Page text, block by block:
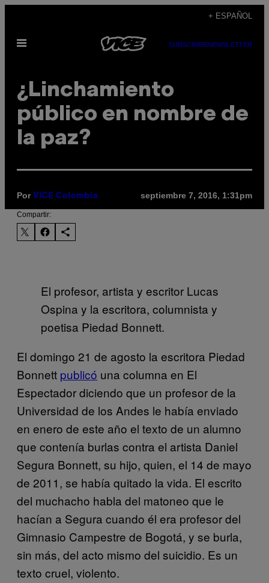
contenido
+ ESPAÑOL
Abrir
SUBSCRIBENEWSLETTER
¿Linchamiento
público en nombre de
la paz?
Por VICE Colombia septiembre 7, 2016, 1:31pm
Compartir:
El profesor, artista y escritor Lucas
Ospina y la escritora, columnista y
poetisa Piedad Bonnett.
El domingo 21 de agosto la escritora Piedad
Bonnett publicó una columna en El
Espectador diciendo que un profesor de la
Universidad de los Andes le había enviado
en enero de este año el texto de un alumno
que contenía burlas contra el artista Daniel
Segura Bonnett, su hijo, quien, el 14 de mayo
de 2011, se había quitado la vida. El escrito
del muchacho habla del matoneo que le
hacían a Segura cuando él era profesor del
Gimnasio Campestre de Bogotá, y se burla,
sin más, del acto mismo del suicidio. Es un
texto cruel, violento.